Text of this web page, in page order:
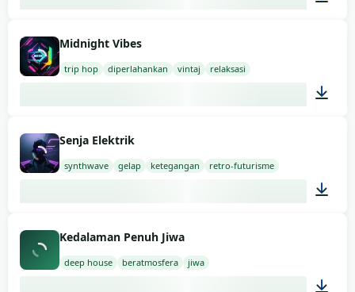
Midnight Vibes
trip hop diperlahankan vintaj relaksasi
Senja Elektrik
synthwave gelap ketegangan retro-futurisme
Kedalaman Penuh Jiwa
deep house beratmosfera jiwa